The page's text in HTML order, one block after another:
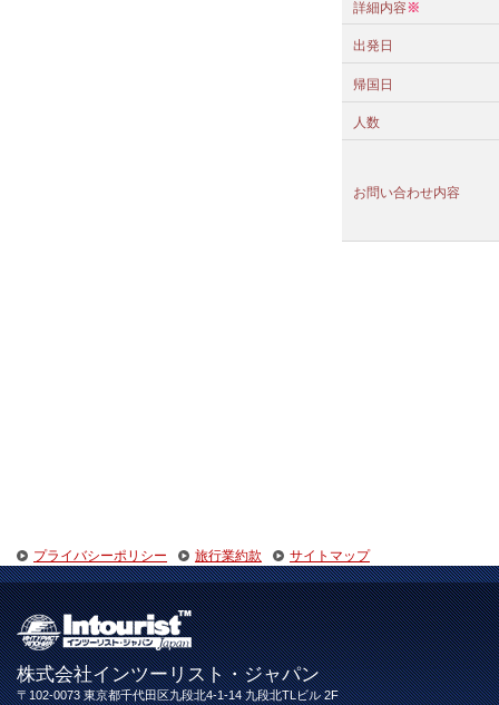
詳細内容※
出発日
帰国日
人数
お問い合わせ内容
プライバシーポリシー 旅行業約款 サイトマップ
株式会社インツーリスト・ジャパン
〒102-0073 東京都千代田区九段北4-1-14 九段北TLビル 2F